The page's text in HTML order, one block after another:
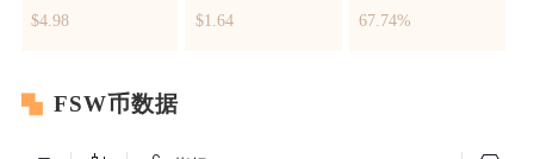
$4.98
$1.64
67.74%
FSW币数据